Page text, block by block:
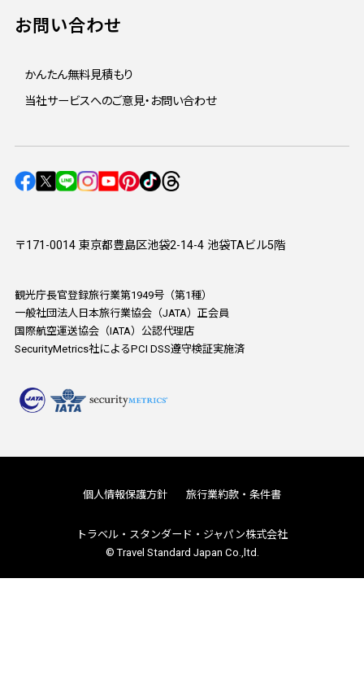
〒171-0014 東京都豊島区池袋2-14-4 池袋TAビル5階
観光庁長官登録旅行業第1949号（第1種）
一般社団法人日本旅行業協会（JATA）正会員
国際航空運送協会（IATA）公認代理店
SecurityMetrics社によるPCI DSS遵守検証実施済
お問い合わせ
かんたん無料見積もり
当社サービスへのご意見・お問い合わせ
個人情報保護方針 旅行業約款・条件書
トラベル・スタンダード・ジャパン株式会社
© Travel Standard Japan Co.,ltd.